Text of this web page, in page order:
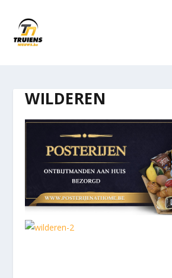
WILDEREN